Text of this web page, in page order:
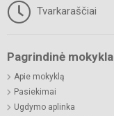
Tvarkaraščiai
Pagrindinė mokykla
Apie mokyklą
Pasiekimai
Ugdymo aplinka